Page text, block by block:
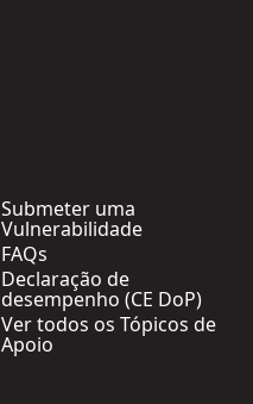
Submeter uma
Vulnerabilidade
FAQs
Declaração de
desempenho (CE DoP)
Ver todos os Tópicos de
Apoio